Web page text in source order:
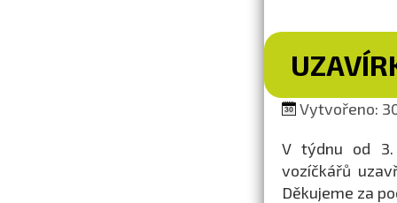
Vytvořeno:
V týdnu od 3.
vozíčkářů
Děkujeme za